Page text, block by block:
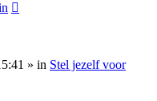
» in Stel jezelf voor